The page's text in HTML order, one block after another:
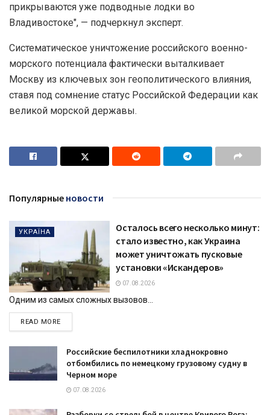
прикрываются уже подводные лодки во
Владивостоке", — подчеркнул эксперт.
Систематическое уничтожение российского военно-
морского потенциала фактически выталкивает
Москву из ключевых зон геополитического влияния,
ставя под сомнение статус Российской Федерации как
великой морской державы.
Популярные новости
УКРАЇНА
Осталось всего несколько минут:
стало известно, как Украина
может уничтожать пусковые
установки «Искандеров»
07.08.2026
Одним из самых сложных вызовов...
READ MOREDETAILS
Российские беспилотники хладнокровно
отбомбились по немецкому грузовому судну в
Черном море
07.08.2026